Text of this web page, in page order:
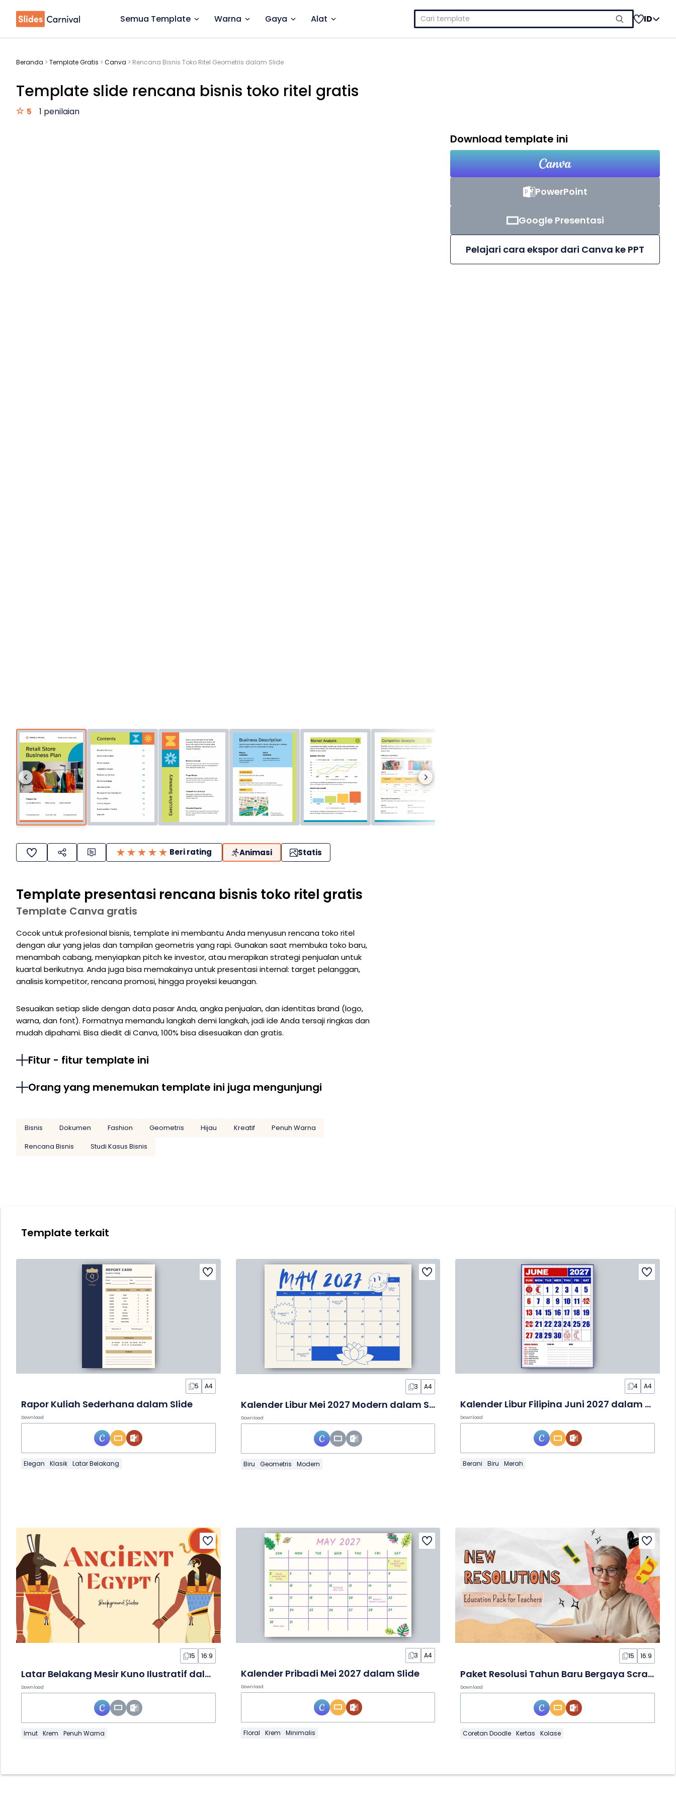
Semua Template Warna Gaya Alat
Cari
untuk:
ID
Beranda > Template Gratis > Canva > Rencana Bisnis Toko Ritel Geometris dalam Slide
Template slide rencana bisnis toko ritel gratis
5 1 penilaian
Beri rating Animasi Statis
Template presentasi rencana bisnis toko ritel gratis
Template Canva gratis
Cocok untuk profesional bisnis, template ini membantu Anda menyusun rencana toko ritel
dengan alur yang jelas dan tampilan geometris yang rapi. Gunakan saat membuka toko baru,
menambah cabang, menyiapkan pitch ke investor, atau merapikan strategi penjualan untuk
kuartal berikutnya. Anda juga bisa memakainya untuk presentasi internal: target pelanggan,
analisis kompetitor, rencana promosi, hingga proyeksi keuangan.
Sesuaikan setiap slide dengan data pasar Anda, angka penjualan, dan identitas brand (logo,
warna, dan font). Formatnya memandu langkah demi langkah, jadi ide Anda tersaji ringkas dan
mudah dipahami. Bisa diedit di Canva, 100% bisa disesuaikan dan gratis.
Fitur - fitur template ini
Orang yang menemukan template ini juga mengunjungi
Bisnis Dokumen Fashion Geometris Hijau Kreatif
Penuh Warna
Rencana Bisnis
Studi Kasus Bisnis
Download template ini
PowerPoint
Google Presentasi
Pelajari cara ekspor dari Canva ke PPT
Template terkait
5 A4
Rapor Kuliah Sederhana dalam Slide
Download
Elegan Klasik Latar Belakang
3 A4
Kalender Libur Mei 2027 Modern dalam Slide
Download
Biru Geometris Modern
4 A4
Kalender Libur Filipina Juni 2027 dalam Slide
Download
Berani Biru Merah
15 16:9
Latar Belakang Mesir Kuno Ilustratif dalam Slide
Download
Imut Krem Penuh Warna
3 A4
Kalender Pribadi Mei 2027 dalam Slide
Download
Floral Krem Minimalis
15 16:9
Paket Resolusi Tahun Baru Bergaya Scrapbook dalam Slide
Download
Coretan Doodle Kertas Kolase